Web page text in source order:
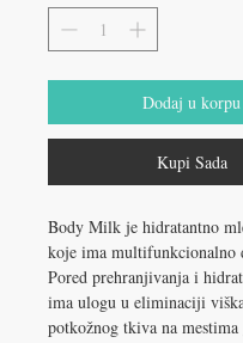
Dodaj u korpu
Kupi Sada
Body Milk je hidratantno
koje ima multifunkcionalno
Pored prehranjivanja i
ima ulogu u eliminaciji
potkožnog tkiva na mestima